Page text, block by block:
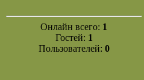
Онлайн всего: 1
Гостей: 1
Пользователей: 0